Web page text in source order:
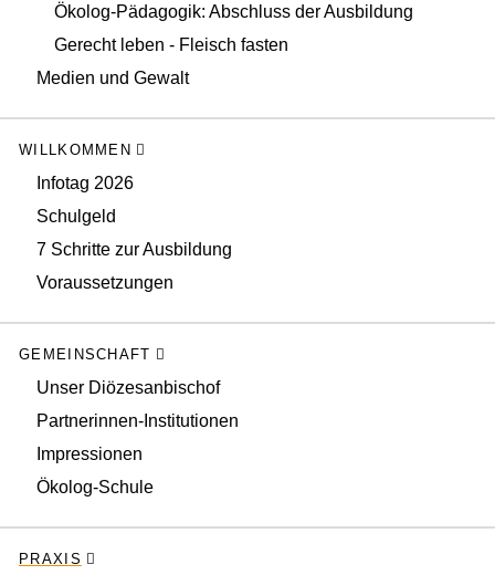
Ökolog-Pädagogik: Abschluss der Ausbildung
Gerecht leben - Fleisch fasten
Medien und Gewalt
WILLKOMMEN
Infotag 2026
Schulgeld
7 Schritte zur Ausbildung
Voraussetzungen
GEMEINSCHAFT
Unser Diözesanbischof
Partnerinnen-Institutionen
Impressionen
Ökolog-Schule
PRAXIS